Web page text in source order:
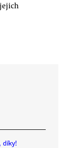
díky!